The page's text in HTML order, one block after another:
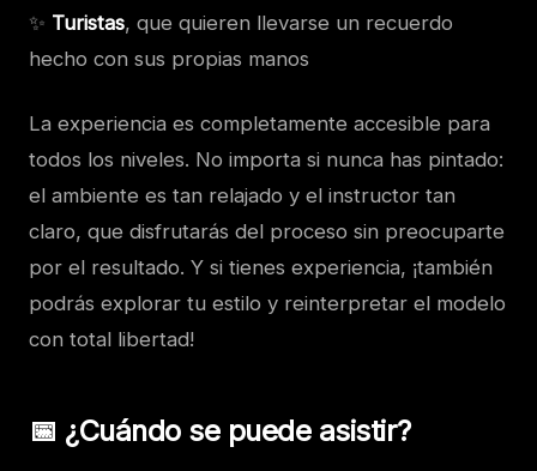
✨ Turistas, que quieren llevarse un recuerdo
hecho con sus propias manos
La experiencia es completamente accesible para
todos los niveles. No importa si nunca has pintado:
el ambiente es tan relajado y el instructor tan
claro, que disfrutarás del proceso sin preocuparte
por el resultado. Y si tienes experiencia, ¡también
podrás explorar tu estilo y reinterpretar el modelo
con total libertad!
📅 ¿Cuándo se puede asistir?